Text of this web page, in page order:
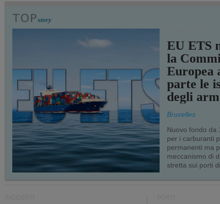
EU ETS
la
Europea
parte le
degli
Bruxelles
Nuovo fondo da
per i carburanti
permanenti ma
meccanismo di
stretta sui porti